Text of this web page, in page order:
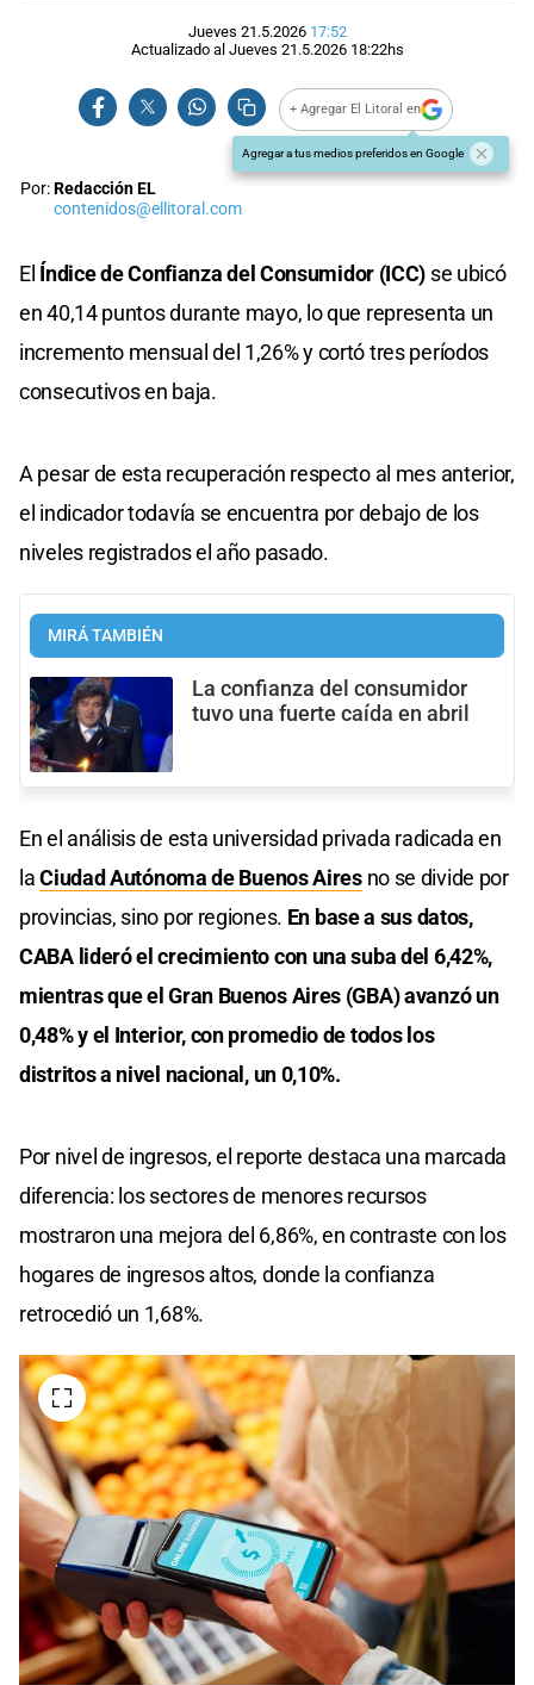
Jueves 21.5.2026 17:52
Actualizado al Jueves 21.5.2026 18:22hs
+ Agregar El Litoral en
Agregar a tus medios preferidos en Google
Por:Redacción EL
contenidos@ellitoral.com
El Índice de Confianza del Consumidor (ICC) se ubicó
en 40,14 puntos durante mayo, lo que representa un
incremento mensual del 1,26% y cortó tres períodos
consecutivos en baja.
A pesar de esta recuperación respecto al mes anterior,
el indicador todavía se encuentra por debajo de los
niveles registrados el año pasado.
MIRÁ TAMBIÉN
La confianza del consumidor
tuvo una fuerte caída en abril
En el análisis de esta universidad privada radicada en
laCiudad Autónoma de Buenos Airesno se divide por
provincias, sino por regiones. En base a sus datos,
CABA lideró el crecimiento con una suba del 6,42%,
mientras que el Gran Buenos Aires (GBA) avanzó un
0,48% y el Interior, con promedio de todos los
distritos a nivel nacional, un 0,10%.
Por nivel de ingresos, el reporte destaca una marcada
diferencia: los sectores de menores recursos
mostraron una mejora del 6,86%, en contraste con los
hogares de ingresos altos, donde la confianza
retrocedió un 1,68%.